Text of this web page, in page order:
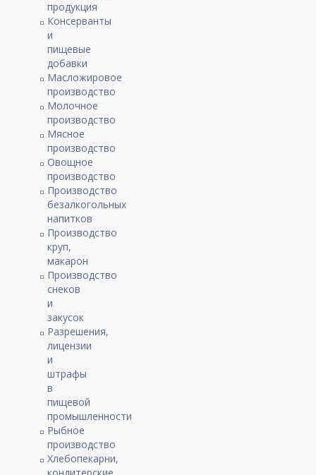
продукция
Консерванты
и
пищевые
добавки
Масложировое
производство
Молочное
производство
Мясное
производство
Овощное
производство
Производство
безалкогольных
напитков
Производство
круп,
макарон
Производство
снеков
и
закусок
Разрешения,
лицензии
и
штрафы
в
пищевой
промышленности
Рыбное
производство
Хлебопекарни,